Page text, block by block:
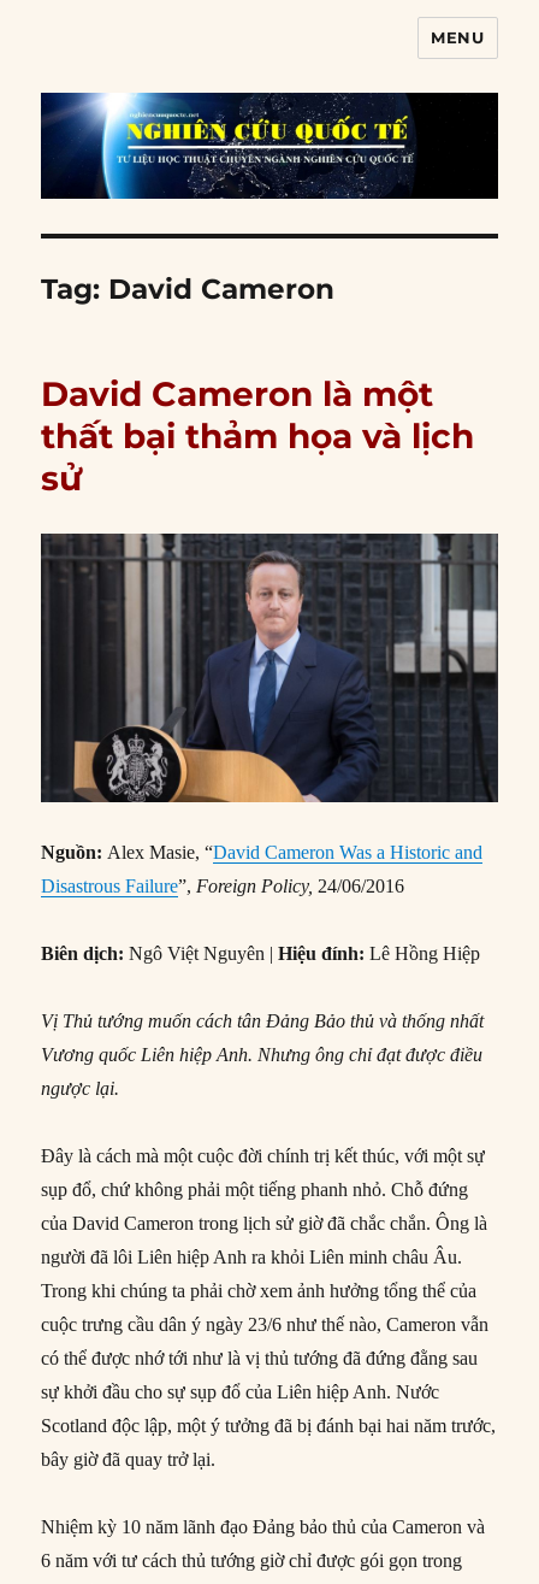
MENU
Tag: David Cameron
David Cameron là một
thất bại thảm họa và lịch
sử
Nguồn: Alex Masie, “David Cameron Was a Historic and
Disastrous Failure”, Foreign Policy, 24/06/2016
Biên dịch:Ngô Việt Nguyên |Hiệu đính:Lê Hồng Hiệp
Vị Thủ tướng muốn cách tân Đảng Bảo thủ và thống nhất
Vương quốc Liên hiệp Anh. Nhưng ông chỉ đạt được điều
ngược lại.
Đây là cách mà một cuộc đời chính trị kết thúc, với một sự
sụp đổ, chứ không phải một tiếng phanh nhỏ. Chỗ đứng
của David Cameron trong lịch sử giờ đã chắc chắn. Ông là
người đã lôi Liên hiệp Anh ra khỏi Liên minh châu Âu.
Trong khi chúng ta phải chờ xem ảnh hưởng tổng thể của
cuộc trưng cầu dân ý ngày 23/6 như thế nào, Cameron vẫn
có thể được nhớ tới như là vị thủ tướng đã đứng đằng sau
sự khởi đầu cho sự sụp đổ của Liên hiệp Anh. Nước
Scotland độc lập, một ý tưởng đã bị đánh bại hai năm trước,
bây giờ đã quay trở lại.
Nhiệm kỳ 10 năm lãnh đạo Đảng bảo thủ của Cameron và
6 năm với tư cách thủ tướng giờ chỉ được gói gọn trong